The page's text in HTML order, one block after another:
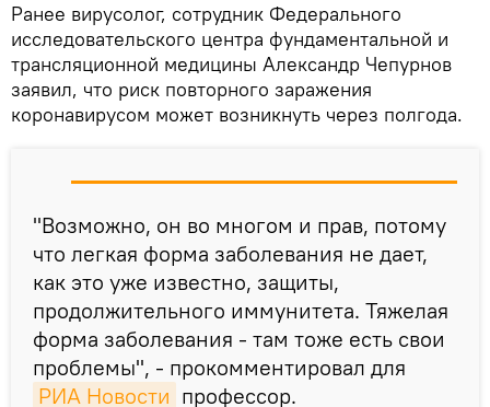
Ранее вирусолог, сотрудник Федерального
исследовательского центра фундаментальной и
трансляционной медицины Александр Чепурнов
заявил, что риск повторного заражения
коронавирусом может возникнуть через полгода.
"Возможно, он во многом и прав, потому
что легкая форма заболевания не дает,
как это уже известно, защиты,
продолжительного иммунитета. Тяжелая
форма заболевания - там тоже есть свои
проблемы", - прокомментировал для
РИА Новости профессор.